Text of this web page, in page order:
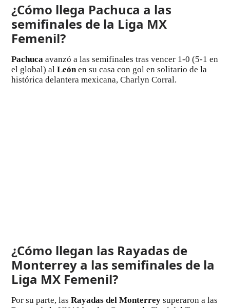
¿Cómo llega Pachuca a las
semifinales de la Liga MX
Femenil?
Pachucaavanzó a las semifinales tras vencer 1-0 (5-1 en
el global) alLeón en su casa con gol en solitario de la
histórica delantera mexicana, Charlyn Corral.
¿Cómo llegan las Rayadas de
Monterrey a las semifinales de la
Liga MX Femenil?
Por su parte, las Rayadas del Monterrey superaron a las